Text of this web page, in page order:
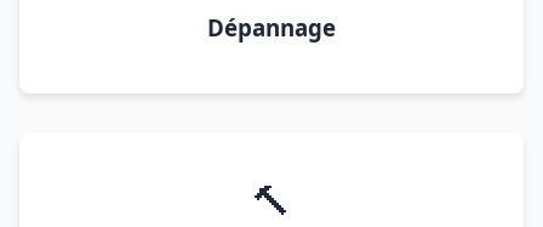
Dépannage
🔨